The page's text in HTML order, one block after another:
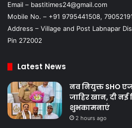
Email – bastitimes24@gmail.com
Mobile No. – +91 9795441508,
Address – Village and Post Labnapar
Pin 272002
Latest News
नव नियुक्त SHO
जाहिर खान, दी नई
शुभकामनाएं
2 hours ago